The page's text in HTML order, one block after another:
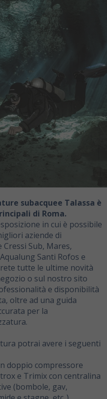
subacquee Talassa è
di Roma.
in cui è possibile
aziende di
Sub, Mares,
Santi Rofos e
tutte le ultime novità
o sul nostro sito
e disponibilità
oltre ad una guida
per la
potrai avere i seguenti
doppio compressore
e Trimix con centralina
(bombole, gav,